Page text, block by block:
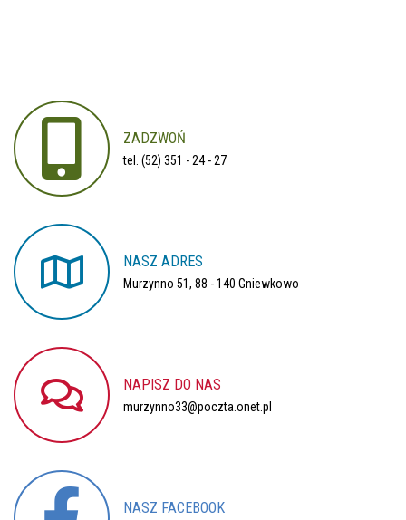
ZADZWOŃ
tel. (52) 351 - 24 - 27
NASZ ADRES
Murzynno 51, 88 - 140 Gniewkowo
NAPISZ DO NAS
murzynno33@poczta.onet.pl
NASZ FACEBOOK